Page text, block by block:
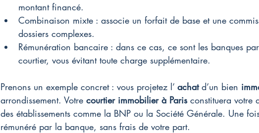
montant financé.
Combinaison mixte : associe un forfait de base et une
dossiers complexes.
Rémunération bancaire : dans ce cas, ce sont les banques
courtier, vous évitant toute charge supplémentaire.
Prenons un exemple concret : vous projetez l’ achat d’un bien
arrondissement. Votre courtier immobilier à Paris constituera votre
des établissements comme la BNP ou la Société Générale. Une
rémunéré par la banque, sans frais de votre part.